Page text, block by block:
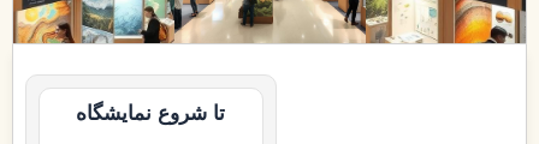
تا شروع نمایشگاه